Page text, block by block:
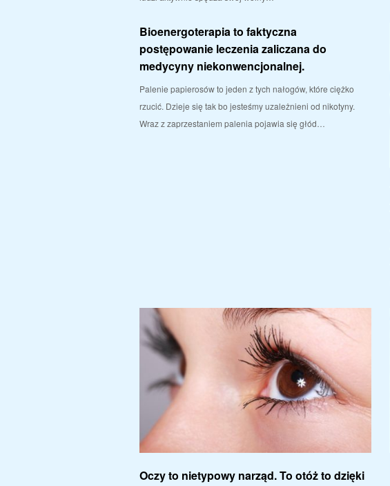
Bioenergoterapia to faktyczna
postępowanie leczenia zaliczana do
medycyny niekonwencjonalnej.
Palenie papierosów to jeden z tych nałogów, które ciężko
rzucić. Dzieje się tak bo jesteśmy uzależnieni od nikotyny.
Wraz z zaprzestaniem palenia pojawia się głód…
Oczy to nietypowy narząd. To otóż to dzięki